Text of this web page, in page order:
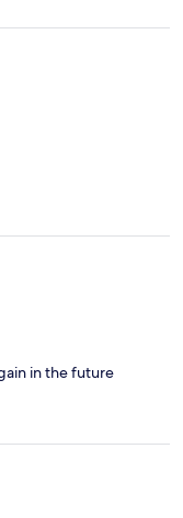
in the future